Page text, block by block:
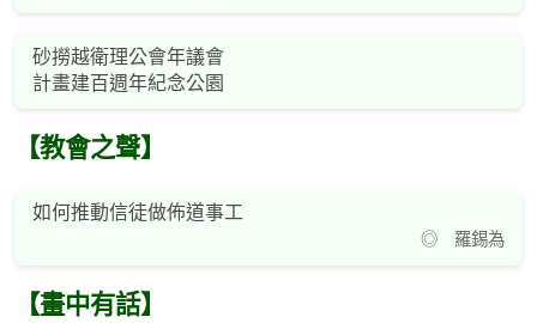
砂撈越衛理公會年議會
計畫建百週年紀念公園
【教會之聲】
如何推動信徒做佈道事工
◎ 羅錫為
【畫中有話】